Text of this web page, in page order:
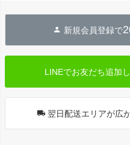
新規会員登録で
LINEでお友だち追加
翌日配送エリアが広